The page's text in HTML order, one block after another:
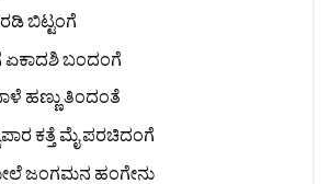
ಬಿಟ್ಟಂಗೆ
ಏಕಾದಶಿ ಬಂದಂಗೆ
ಹಣ್ಣು ತಿಂದಂತೆ
ಕತ್ತೆ ಮೈ ಪರಚಿದಂಗೆ
ಜಂಗಮನ ಹಂಗೇನು